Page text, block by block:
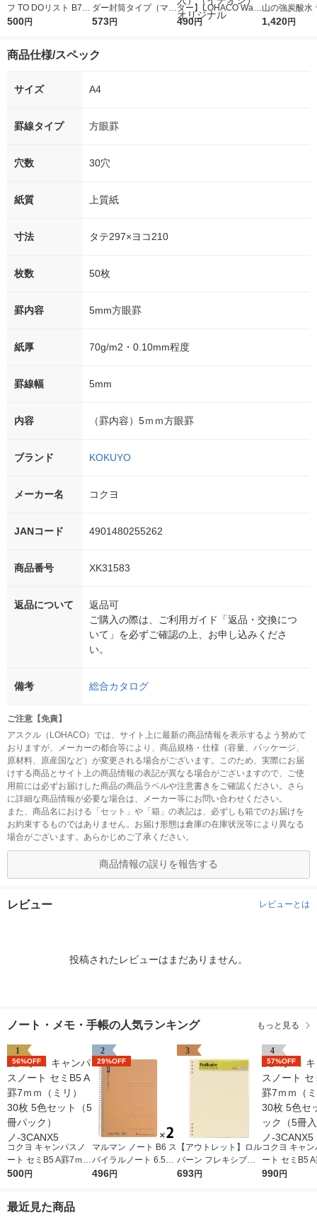
フ TO DOリスト B7変
型 ミニ 50枚 L1439 2
500円
ダー封筒タイプ（マチ
付き） Ａ４タテ ２／
６２Ｐ-１０ニユ
573円
ター】LOHACO Wate
r（ロハコウォータ
490円
山の強炭酸水
レス 500ml 1
1,420円
商品仕様/スペック
サイズ A4
罫線タイプ 方眼罫
穴数 30穴
紙質 上質紙
寸法 タテ297×ヨコ210
枚数 50枚
罫内容 5mm方眼罫
紙厚 70g/m2・0.10mm程度
罫線幅 5mm
内容 （罫内容）5ｍｍ方眼罫
ブランド KOKUYO
メーカー名 コクヨ
JANコード 4901480255262
商品番号 XK31583
返品について
返品可
ご購入の際は、ご利用ガイド「返品・交換につ
いて」を必ずご確認の上、お申し込みくださ
い。
備考 総合カタログ
ご注意【免責】
アスクル（LOHACO）では、サイト上に最新の商品情報を表示するよう努めて
おりますが、メーカーの都合等により、商品規格・仕様（容量、パッケージ、
原材料、原産国など）が変更される場合がございます。このため、実際にお届
けする商品とサイト上の商品情報の表記が異なる場合がございますので、ご使
用前には必ずお届けした商品の商品ラベルや注意書きをご確認ください。さら
に詳細な商品情報が必要な場合は、メーカー等にお問い合わせください。
また、商品名における「セット」や「箱」の表記は、必ずしも箱でのお届けを
お約束するものではありません。お届け形態は倉庫の在庫状況等により異なる
場合がございます。あらかじめご了承ください。
商品情報の誤りを報告する
レビュー レビューとは
投稿されたレビューはまだありません。
ノート・メモ・手帳の人気ランキング もっと見る
1
56%OFF
コクヨ キャンパスノ
ート セミB5 A罫7ｍｍ
（ミリ） 30枚 5色セ
500円
2
29%OFF
マルマン ノート B6 ス
パイラルノート 6.5m
m横罫 80枚 N238ES
496円
3
【アウトレット】ロル
バーン フレキシブル
リフィル A5 4分割 ク
693円
4
57%OFF
コクヨ キャ
ート セミB5
（ミリ） 30
990円
最近見た商品